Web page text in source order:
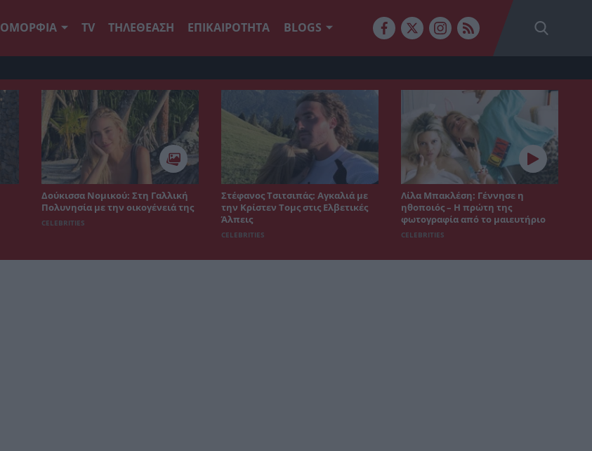
ΟΜΟΡΦΙΑ TV ΤΗΛΕΘΕΑΣΗ ΕΠΙΚΑΙΡΟΤΗΤΑ BLOGS
Δούκισσα Νομικού: Στη Γαλλική
Πολυνησία με την οικογένειά της
CELEBRITIES
Στέφανος Τσιτσιπάς: Αγκαλιά με
την Κρίστεν Τομς στις Ελβετικές
Άλπεις
CELEBRITIES
Λίλα Μπακλέση: Γέννησε η
ηθοποιός – Η πρώτη της
φωτογραφία από το μαιευτήριο
CELEBRITIES